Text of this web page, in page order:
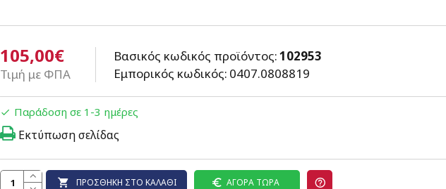
105,00€
Τιμή με ΦΠΑ
Βασικός κωδικός προϊόντος:102953
Εμπορικός κωδικός: 0407.0808819
Παράδοση σε 1-3 ημέρες
ΠΡΟΣΘΉΚΗ ΣΤΟ ΚΑΛΆΘΙ ΑΓΟΡΆ ΤΏΡΑ
Εκτύπωση σελίδας